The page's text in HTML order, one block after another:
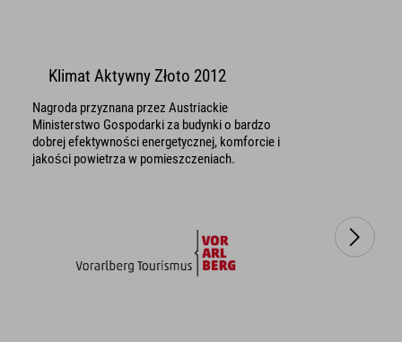
Klimat Aktywny Złoto 2012
Nagroda przyznana przez Austriackie
Ministerstwo Gospodarki za budynki o bardzo
dobrej efektywności energetycznej, komforcie i
jakości powietrza w pomieszczeniach.